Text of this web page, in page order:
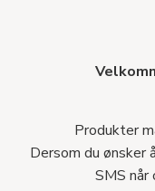
Produkter
Dersom du ønsker
SMS når